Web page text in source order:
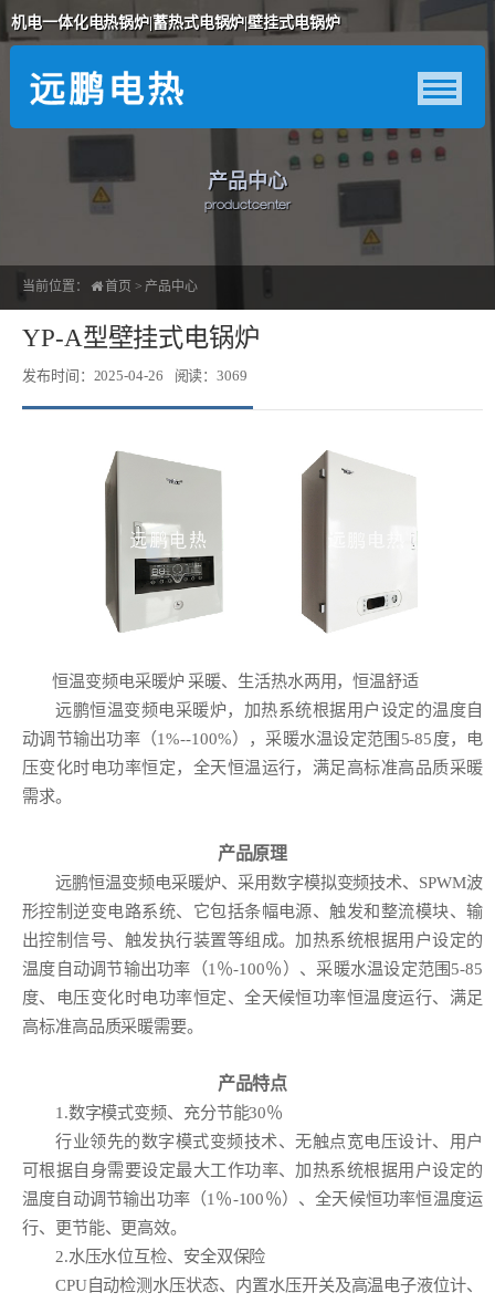
机电一体化电热锅炉|蓄热式电锅炉|壁挂式电锅炉
产品中心
product center
当前位置： 首页 > 产品中心
YP-A型壁挂式电锅炉
发布时间：2025-04-26 阅读：3069
恒温变频电采暖炉 采暖、生活热水两用，恒温舒适
远鹏恒温变频电采暖炉，加热系统根据用户设定的温度自
动调节输出功率（1%--100%），采暖水温设定范围5-85度，电
压变化时电功率恒定，全天恒温运行，满足高标准高品质采暖
需求。
产品原理
远鹏恒温变频电采暖炉、采用数字模拟变频技术、SPWM波
形控制逆变电路系统、它包括条幅电源、触发和整流模块、输
出控制信号、触发执行装置等组成。加热系统根据用户设定的
温度自动调节输出功率（1％-100％）、采暖水温设定范围5-85
度、电压变化时电功率恒定、全天候恒功率恒温度运行、满足
高标准高品质采暖需要。
产品特点
1.数字模式变频、充分节能30％
行业领先的数字模式变频技术、无触点宽电压设计、用户
可根据自身需要设定最大工作功率、加热系统根据用户设定的
温度自动调节输出功率（1％-100％）、全天候恒功率恒温度运
行、更节能、更高效。
2.水压水位互检、安全双保险
CPU自动检测水压状态、内置水压开关及高温电子液位计、